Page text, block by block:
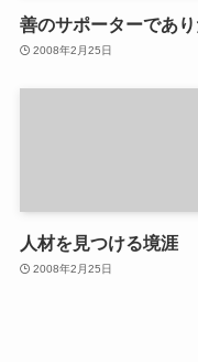
善のサポーターであ
2008年2月25日
人材を見つける境涯
2008年2月25日